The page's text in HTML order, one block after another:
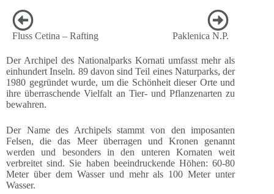
Fluss Cetina – Rafting Paklenica N.P.
Der Archipel des Nationalparks Kornati umfasst mehr als
einhundert Inseln. 89 davon sind Teil eines Naturparks, der
1980 gegründet wurde, um die Schönheit dieser Orte und
ihre überraschende Vielfalt an Tier- und Pflanzenarten zu
bewahren.
Der Name des Archipels stammt von den imposanten
Felsen, die das Meer überragen und Kronen genannt
werden und besonders in den unteren Kornaten weit
verbreitet sind. Sie haben beeindruckende Höhen: 60-80
Meter über dem Wasser und mehr als 100 Meter unter
Wasser.